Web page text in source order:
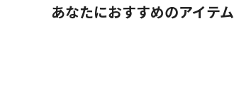
あなたにおすすめのアイテム